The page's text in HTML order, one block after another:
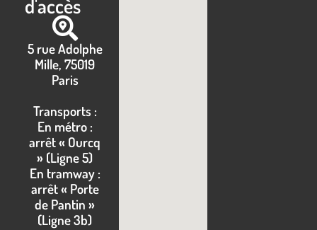
d'accès
5 rue Adolphe
Mille, 75019
Paris
Transports :
En métro :
arrêt « Ourcq
» (Ligne 5)
En tramway :
arrêt « Porte
de Pantin »
(Ligne 3b)